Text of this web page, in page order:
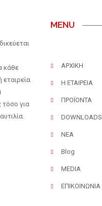
κάθε
εταιρεία
τόσο για
MENU
ΑΡΧΙΚΗ
Η ΕΤΑΙΡΕΙΑ
ΠΡΟΪΟΝΤΑ
DOWNLOADS
ΝΕΑ
Blog
MEDIA
ΕΠΙΚΟΙΝΩΝΙΑ